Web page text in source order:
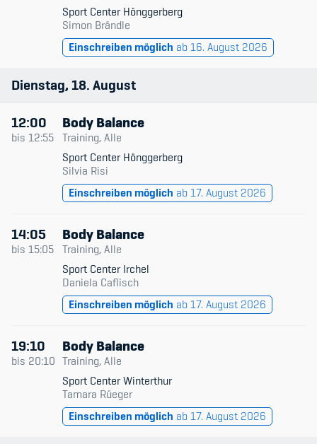
Sport Center Hönggerberg
Simon Brändle
Einschreiben möglich ab 16. August 2026
Dienstag 18 August
12:00
bis 12:55
Body Balance
Training, Alle
Sport Center Hönggerberg
Silvia Risi
Einschreiben möglich ab 17. August 2026
14:05
bis 15:05
Body Balance
Training, Alle
Sport Center Irchel
Daniela Caflisch
Einschreiben möglich ab 17. August 2026
19:10
bis 20:10
Body Balance
Training, Alle
Sport Center Winterthur
Tamara Rüeger
Einschreiben möglich ab 17. August 2026